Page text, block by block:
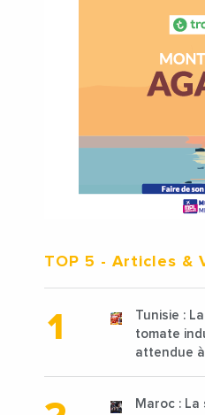
TOP 5 - Articles &
Tunisie :
tomate
attendue
Maroc :